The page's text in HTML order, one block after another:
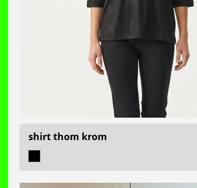
shirt thom krom